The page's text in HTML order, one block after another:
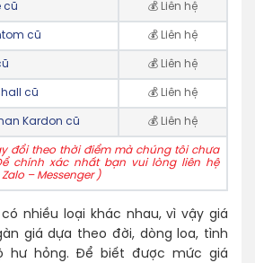
cũ 💰 Liên hệ
cũ 💰 Liên hệ
💰 Liên hệ
cũ 💰 Liên hệ
Kardon cũ 💰 Liên hệ
đổi theo thời điểm mà chúng tôi chưa
chính xác nhất bạn vui lòng liên hệ
Zalo – Messenger )
nhiều loại khác nhau, vì vậy giá
giá dựa theo đời, dòng loa, tình
hư hỏng. Để biết được mức giá